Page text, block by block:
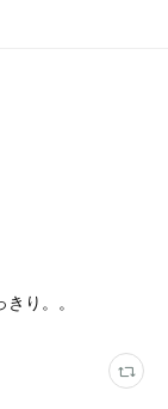
り。。